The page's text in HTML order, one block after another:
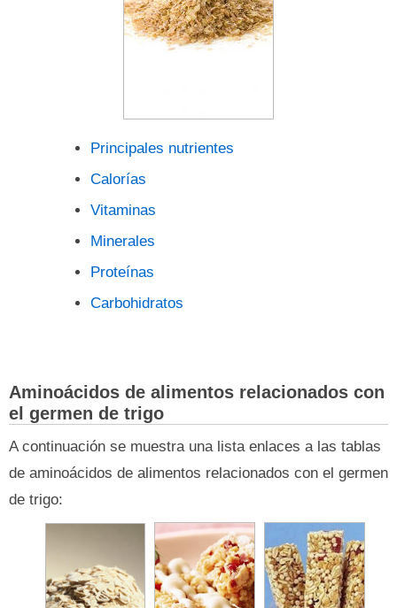
Principales nutrientes
Calorías
Vitaminas
Minerales
Proteínas
Carbohidratos
Aminoácidos de alimentos relacionados con
el germen de trigo
A continuación se muestra una lista enlaces a las tablas
de aminoácidos de alimentos relacionados con el germen
de trigo: